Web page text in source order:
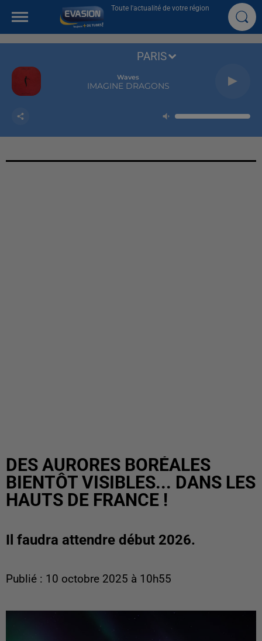
Toute l'actualité de votre région
Waves
IMAGINE DRAGONS
PARIS
DES AURORES BORÉALES
BIENTÔT VISIBLES... DANS LES
HAUTS DE FRANCE !
Il faudra attendre début 2026.
Publié : 10 octobre 2025 à 10h55